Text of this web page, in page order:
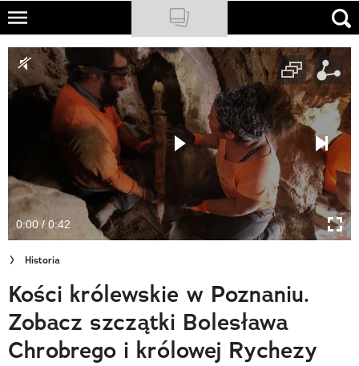
Skip
main
content
NATIONAL GEOGRAPHIC
TRAVELER
PODCASTY
Newsletter
Cuda Polski
Wielki Konkurs Fotograficzny
Trendbook Podróżniczy
Polecane
0:00 / 0:42
Historia
Kości królewskie w Poznaniu.
Zobacz szczątki Bolesława
Chrobrego i królowej Rychezy